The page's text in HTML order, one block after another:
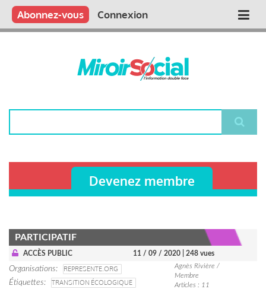
Aller
contenu
Main
Qui sommes nous ?
Vous publiez
Nous publions
Contactez-nous
Abonnez-vous Connexion
Devenez membre
PARTICIPATIF
ACCÈS PUBLIC 11 / 09 / 2020 | 248 vues
Organisations
REPRESENTE.ORG
Étiquettes
TRANSITION ÉCOLOGIQUE
Agnès Rivière /
Membre
Articles : 11